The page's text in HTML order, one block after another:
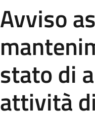
Avviso
stato di
attività